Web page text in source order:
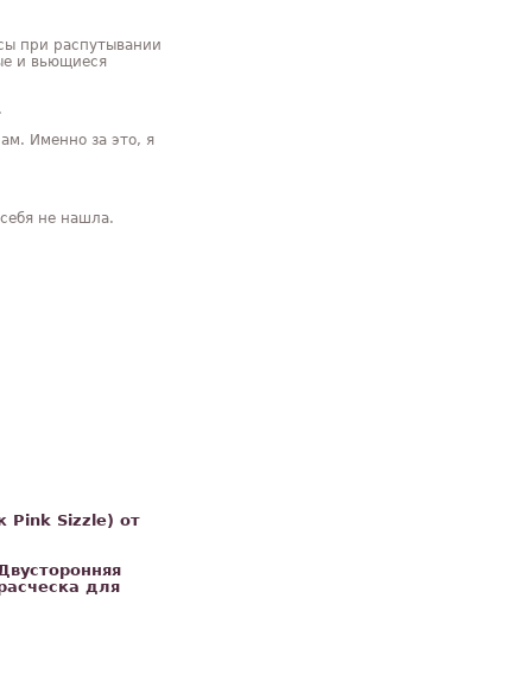
при распутывании
и вьющиеся
Именно за это, я
не нашла.
Pink Sizzle) от
для